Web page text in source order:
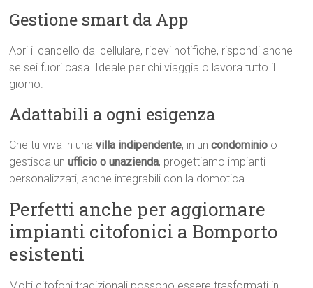
Gestione smart da App
Apri il cancello dal cellulare, ricevi notifiche, rispondi anche
se sei fuori casa. Ideale per chi viaggia o lavora tutto il
giorno.
Adattabili a ogni esigenza
Che tu viva in unavilla indipendente, in uncondominio o
gestisca unufficio o unazienda, progettiamo impianti
personalizzati, anche integrabili con la domotica.
Perfetti anche per aggiornare
impianti citofonici a Bomporto
esistenti